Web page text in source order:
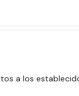
a los